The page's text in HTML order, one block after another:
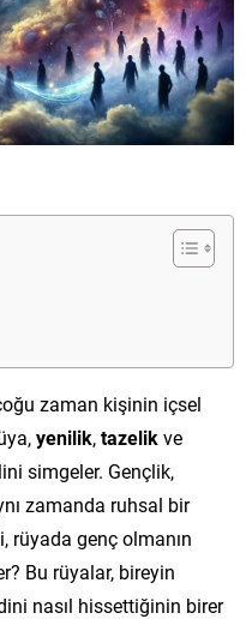
zaman kişinin içsel
yenilik,tazelikve
simgeler. Gençlik,
zamanda ruhsal bir
rüyada genç olmanın
Bu rüyalar, bireyin
nasıl hissettiğinin birer